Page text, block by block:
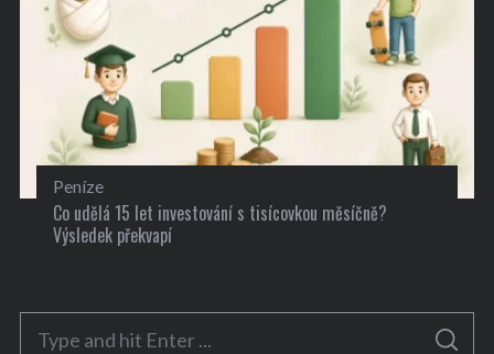
Peníze
Co udělá 15 let investování s tisícovkou měsíčně?
Výsledek překvapí
S